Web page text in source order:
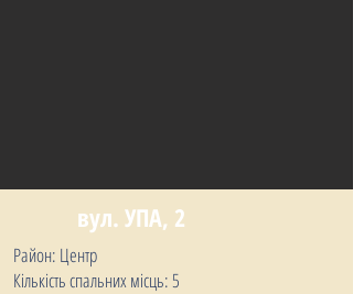
вул. УПА, 2
Район: Центр
Кількість спальних місць: 5